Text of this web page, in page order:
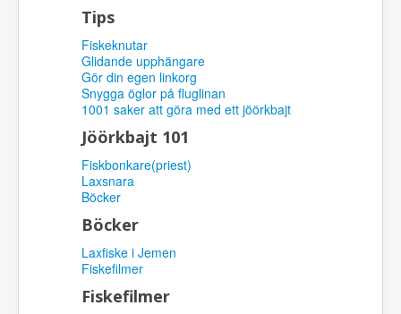
Tips
Fiskeknutar
Glidande upphängare
Gör din egen linkorg
Snygga öglor på fluglinan
1001 saker att göra med ett jöörkbajt
Jöörkbajt 101
Fiskbonkare(priest)
Laxsnara
Böcker
Böcker
Laxfiske i Jemen
Fiskefilmer
Fiskefilmer